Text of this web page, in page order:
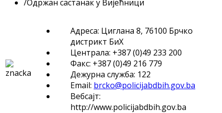
/Oдржан састанак у Вијећници
Адреса: Циглана 8, 76100 Брчко
дистрикт БиХ
Централа: +387 (0)49 233 200
Факс: +387 (0)49 216 779
Дежурна служба: 122
Email: brcko@policijabdbih.gov.ba
Вебсајт:
http://www.policijabdbih.gov.ba